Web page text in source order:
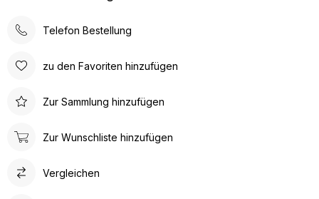
Telefon Bestellung
zu den Favoriten hinzufügen
Zur Sammlung hinzufügen
Zur Wunschliste hinzufügen
Vergleichen